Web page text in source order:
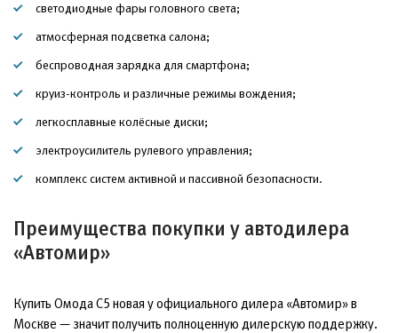
светодиодные фары головного света;
атмосферная подсветка салона;
беспроводная зарядка для смартфона;
круиз-контроль и различные режимы вождения;
легкосплавные колёсные диски;
электроусилитель рулевого управления;
комплекс систем активной и пассивной безопасности.
Преимущества покупки у автодилера
«Автомир»
Купить Омода С5 новая у официального дилера «Автомир» в
Москве — значит получить полноценную дилерскую поддержку.